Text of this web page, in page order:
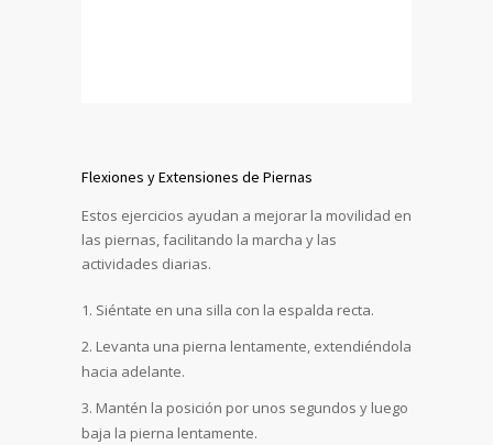
Flexiones y Extensiones de Piernas
Estos ejercicios ayudan a mejorar la movilidad en
las piernas, facilitando la marcha y las
actividades diarias.
Siéntate en una silla con la espalda recta.
Levanta una pierna lentamente, extendiéndola
hacia adelante.
Mantén la posición por unos segundos y luego
baja la pierna lentamente.